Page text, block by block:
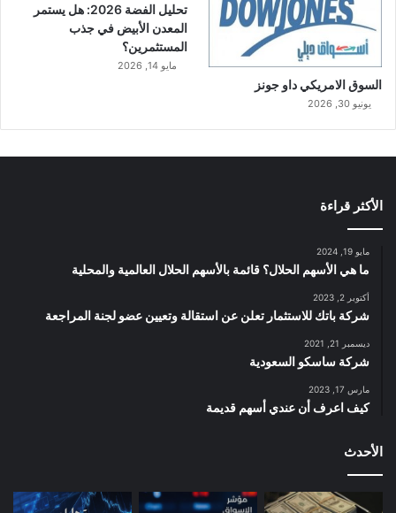
السوق الامريكي داو جونز
يونيو 30, 2026
تحليل الفضة 2026: هل يستمر
المعدن الأبيض في جذب
المستثمرين؟
مايو 14, 2026
الأكثر قراءة
مايو 19, 2024
ما هي الأسهم الحلال؟ قائمة بالأسهم الحلال العالمية والمحلية
أكتوبر 2, 2023
شركة باتك للاستثمار تعلن عن استقالة وتعيين عضو لجنة المراجعة
ديسمبر 21, 2021
شركة ساسكو السعودية
مارس 17, 2023
كيف اعرف أن عندي أسهم قديمة
الأحدث